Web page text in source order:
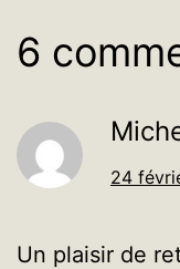
6
24
Un plaisir de